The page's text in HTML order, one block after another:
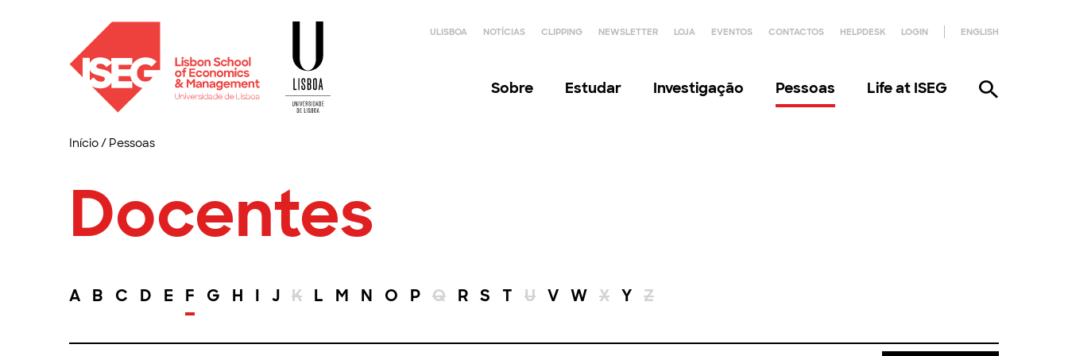
ULISBOA NOTÍCIAS CLIPPING NEWSLETTER LOJA EVENTOS CONTACTOS HELPDESK LOGIN ENGLISH
Sobre Estudar Investigação Pessoas Life at ISEG
Início/ Pessoas
Docentes
A B C D E F G H I J K L M N O P Q R S T U V W X Y Z